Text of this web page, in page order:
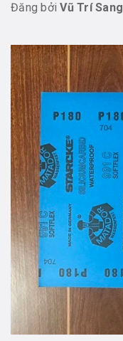
Đăng bởiVũ Trí Sang